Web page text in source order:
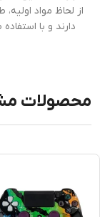
از لحاظ مواد
دارند و با
محصولات